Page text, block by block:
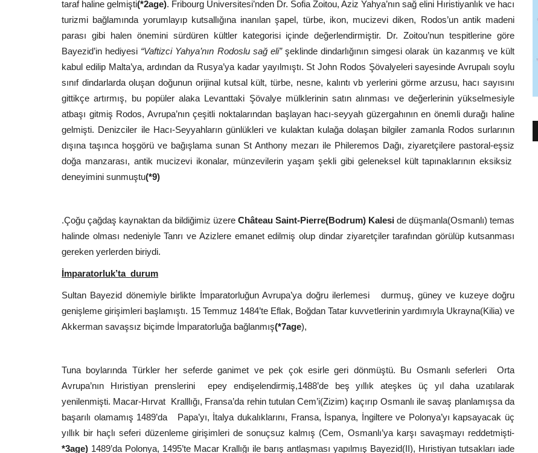
taraf haline gelmişti(*2age). Fribourg Üniversitesi’nden Dr. Sofia Zoitou, Aziz Yahya’nın sağ elini Hıristiyanlık ve hacı
turizmi bağlamında yorumlayıp kutsallığına inanılan şapel, türbe, ikon, mucizevi diken, Rodos’un antik madeni
parası gibi halen önemini sürdüren kültler kategorisi içinde değerlendirmiştir. Dr. Zoitou’nun tespitlerine göre
Bayezid’in hediyesi “Vaftizci Yahya’nın Rodoslu sağ eli” şeklinde dindarlığının simgesi olarak ün kazanmış ve kült
kabul edilip Malta’ya, ardından da Rusya’ya kadar yayılmıştı. St John Rodos Şövalyeleri sayesinde Avrupalı soylu
sınıf dindarlarda oluşan doğunun orijinal kutsal kült, türbe, nesne, kalıntı vb yerlerini görme arzusu, hacı sayısını
gittikçe artırmış, bu popüler alaka Levanttaki Şövalye mülklerinin satın alınması ve değerlerinin yükselmesiyle
atbaşı gitmiş Rodos, Avrupa’nın çeşitli noktalarından başlayan hacı-seyyah güzergahının en önemli durağı haline
gelmişti. Denizciler ile Hacı-Seyyahların günlükleri ve kulaktan kulağa dolaşan bilgiler zamanla Rodos surlarının
dışına taşınca hoşgörü ve bağışlama sunan St Anthony mezarı ile Phileremos Dağı, ziyaretçilere pastoral-eşsiz
doğa manzarası, antik mucizevi ikonalar, münzevilerin yaşam şekli gibi geleneksel kült tapınaklarının eksiksiz
deneyimini sunmuştu(*9)
.Çoğu çağdaş kaynaktan da bildiğimiz üzere Château Saint-Pierre(Bodrum) Kalesi de düşmanla(Osmanlı) temas
halinde olması nedeniyle Tanrı ve Azizlere emanet edilmiş olup dindar ziyaretçiler tarafından görülüp kutsanması
gereken yerlerden biriydi.
İmparatorluk’ta durum
Sultan Bayezid dönemiyle birlikte İmparatorluğun Avrupa’ya doğru ilerlemesi durmuş, güney ve kuzeye doğru
genişleme girişimleri başlamıştı. 15 Temmuz 1484’te Eflak, Boğdan Tatar kuvvetlerinin yardımıyla Ukrayna(Kilia) ve
Akkerman savaşsız biçimde İmparatorluğa bağlanmış(*7age),
Tuna boylarında Türkler her seferde ganimet ve pek çok esirle geri dönmüştü. Bu Osmanlı seferleri Orta
Avrupa’nın Hıristiyan prenslerini epey endişelendirmiş,1488’de beş yıllık ateşkes üç yıl daha uzatılarak
yenilenmişti. Macar-Hırvat Kralllığı, Fransa’da rehin tutulan Cem’i(Zizim) kaçırıp Osmanlı ile savaş planlamışsa da
başarılı olamamış 1489’da Papa’yı, İtalya dukalıklarını, Fransa, İspanya, İngiltere ve Polonya’yı kapsayacak üç
yıllık bir haçlı seferi düzenleme girişimleri de sonuçsuz kalmış (Cem, Osmanlı’ya karşı savaşmayı reddetmişti-
*3age) 1489’da Polonya, 1495’te Macar Krallığı ile barış antlaşması yapılmış Bayezid(II), Hıristiyan tutsakları iade